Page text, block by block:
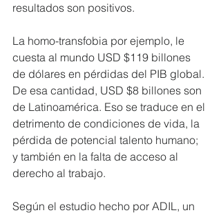
resultados son positivos.
La homo-transfobia por ejemplo, le
cuesta al mundo USD $119 billones
de dólares en pérdidas del PIB global.
De esa cantidad, USD $8 billones son
de Latinoamérica. Eso se traduce en el
detrimento de condiciones de vida, la
pérdida de potencial talento humano;
y también en la falta de acceso al
derecho al trabajo.
Según el estudio hecho por ADIL, un